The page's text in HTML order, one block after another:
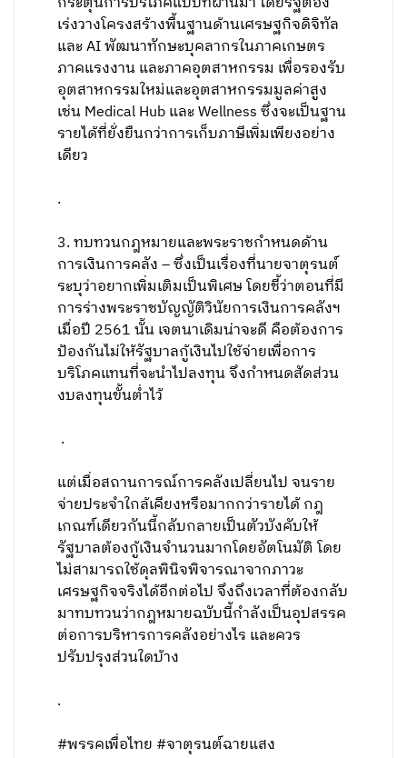
เร่งวางโครงสร้างพื้นฐานด้านเศรษฐกิจดิจิทัล
และ AI พัฒนาทักษะบุคลากรในภาคเกษตร
ภาคแรงงาน และภาคอุตสาหกรรม เพื่อรองรับ
อุตสาหกรรมใหม่และอุตสาหกรรมมูลค่าสูง
เช่น Medical Hub และ Wellness ซึ่งจะเป็นฐาน
รายได้ที่ยั่งยืนกว่าการเก็บภาษีเพิ่มเพียงอย่าง
เดียว
.
3. ทบทวนกฎหมายและพระราชกำหนดด้าน
การเงินการคลัง – ซึ่งเป็นเรื่องที่นายจาตุรนต์
ระบุว่าอยากเพิ่มเติมเป็นพิเศษ โดยชี้ว่าตอนที่มี
การร่างพระราชบัญญัติวินัยการเงินการคลังฯ
เมื่อปี 2561 นั้น เจตนาเดิมน่าจะดี คือต้องการ
ป้องกันไม่ให้รัฐบาลกู้เงินไปใช้จ่ายเพื่อการ
บริโภคแทนที่จะนำไปลงทุน จึงกำหนดสัดส่วน
งบลงทุนขั้นต่ำไว้
.
แต่เมื่อสถานการณ์การคลังเปลี่ยนไป จนราย
จ่ายประจำใกล้เคียงหรือมากกว่ารายได้ กฎ
เกณฑ์เดียวกันนี้กลับกลายเป็นตัวบังคับให้
รัฐบาลต้องกู้เงินจำนวนมากโดยอัตโนมัติ โดย
ไม่สามารถใช้ดุลพินิจพิจารณาจากภาวะ
เศรษฐกิจจริงได้อีกต่อไป จึงถึงเวลาที่ต้องกลับ
มาทบทวนว่ากฎหมายฉบับนี้กำลังเป็นอุปสรรค
ต่อการบริหารการคลังอย่างไร และควร
ปรับปรุงส่วนใดบ้าง
.
#พรรคเพื่อไทย #จาตุรนต์ฉายแสง